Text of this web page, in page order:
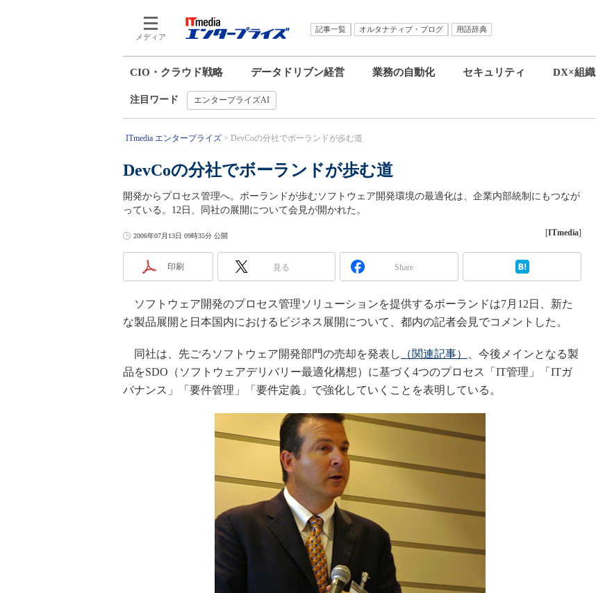
メディア
記事一覧 オルタナティブ・ブログ
用語辞典
CIO・クラウド戦略 データドリブン経営 業務の自動化 セキュリティ DX×組織
注目ワード エンタープライズAI
ITmedia エンタープライズ DevCoの分社でボーランドが歩む道
DevCoの分社でボーランドが歩む道
開発からプロセス管理へ。ボーランドが歩むソフトウェア開発環境の最適化は、企業内部統制にもつなが
っている。12日、同社の展開について会見が開かれた。
2006年07月13日 09時35分 公開 [ITmedia]
印刷 見る Share
ソフトウェア開発のプロセス管理ソリューションを提供するボーランドは7月12日、新た
な製品展開と日本国内におけるビジネス展開について、都内の記者会見でコメントした。
同社は、先ごろソフトウェア開発部門の売却を発表し （関連記事）
、今後メインとなる製
品をSDO（ソフトウェアデリバリー最適化構想）に基づく4つのプロセス「IT管理」「ITガ
バナンス」「要件管理」「要件定義」で強化していくことを表明している。